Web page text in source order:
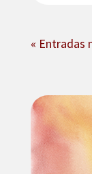
« Entradas